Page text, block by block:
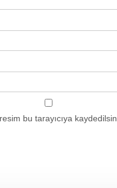
bu tarayıcıya kaydedilsin.